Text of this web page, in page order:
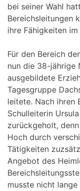
bei seiner Wahl
Bereichsleitungen
ihre Fähigkeiten
Für den Bereich
nun die 38-jährige
ausgebildete
Tagesgruppe
leitete. Nach ihren
Schulleiterin
zurückgeholt,
Hoch durch
Tätigkeiten
Angebot des
musste nicht